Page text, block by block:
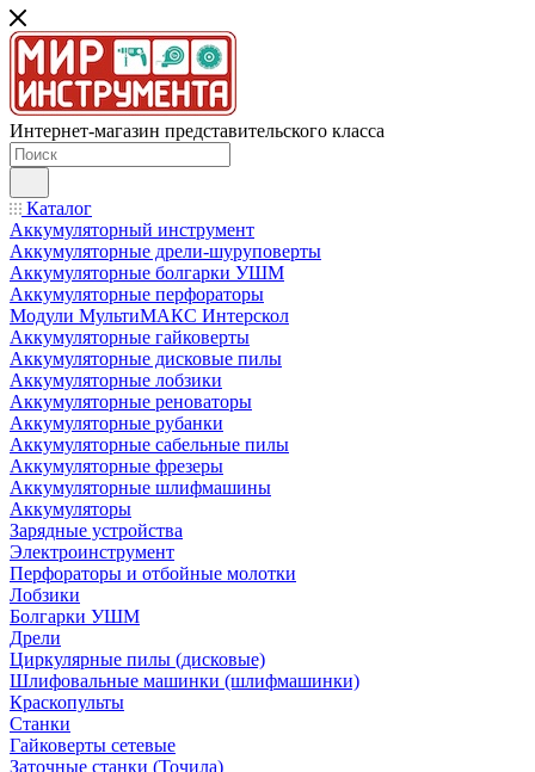
Интернет-магазин представительского класса
Каталог
Аккумуляторный инструмент
Аккумуляторные дрели-шуруповерты
Аккумуляторные болгарки УШМ
Аккумуляторные перфораторы
Модули МультиМАКС Интерскол
Аккумуляторные гайковерты
Аккумуляторные дисковые пилы
Аккумуляторные лобзики
Аккумуляторные реноваторы
Аккумуляторные рубанки
Аккумуляторные сабельные пилы
Аккумуляторные фрезеры
Аккумуляторные шлифмашины
Аккумуляторы
Зарядные устройства
Электроинструмент
Перфораторы и отбойные молотки
Лобзики
Болгарки УШМ
Дрели
Циркулярные пилы (дисковые)
Шлифовальные машинки (шлифмашинки)
Краскопульты
Станки
Гайковерты сетевые
Заточные станки (Точила)